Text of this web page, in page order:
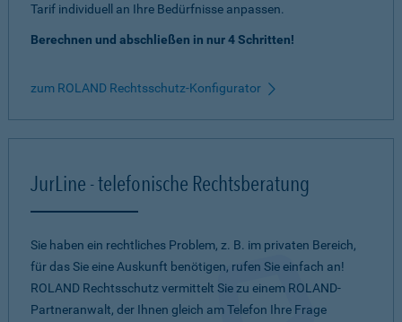
Tarif individuell an Ihre Bedürfnisse anpassen.
Berechnen und abschließen in nur 4 Schritten!
zum ROLAND Rechtsschutz-Konfigurator
JurLine - telefonische Rechtsberatung
Sie haben ein rechtliches Problem, z. B. im privaten Bereich,
für das Sie eine Auskunft benötigen, rufen Sie einfach an!
ROLAND Rechtsschutz vermittelt Sie zu einem ROLAND-
Partneranwalt, der Ihnen gleich am Telefon Ihre Frage